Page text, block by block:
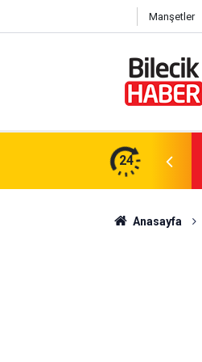
Manşetler
24
Teminat Tamamlandı
Anasayfa